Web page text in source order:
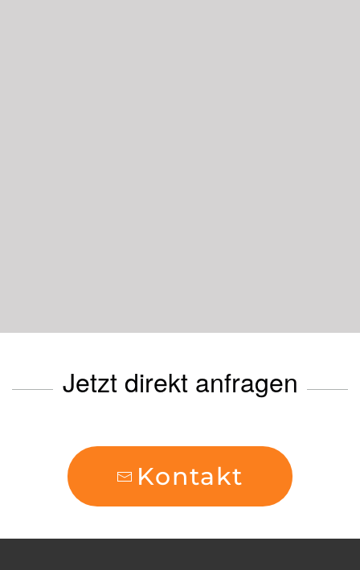
Jetzt direkt anfragen
Kontakt